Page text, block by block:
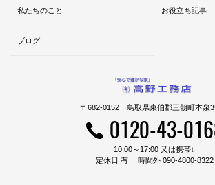
私たちのこと お役立ち記事
ブログ
〒682-0152 鳥取県東伯郡三朝町本泉
0120-43-
10:00～17:00 又は携帯↓
定休日 有 時間外 090-4800-8322